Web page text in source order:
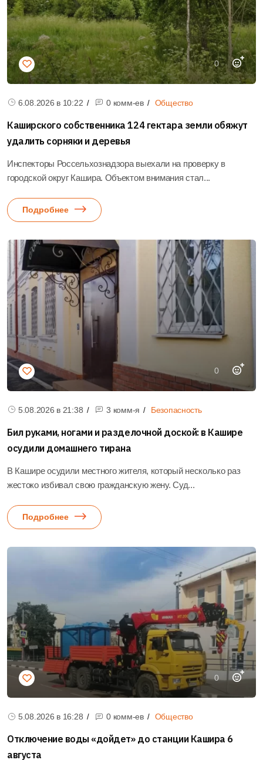
0
6.08.2026 в 10:22 0 комм-ев Общество
Каширского собственника 124 гектара земли обяжут
удалить сорняки и деревья
Инспекторы Россельхознадзора выехали на проверку в
городской округ Кашира. Объектом внимания стал...
Подробнее
0
5.08.2026 в 21:38 3 комм-я Безопасность
Бил руками, ногами и разделочной доской: в Кашире
осудили домашнего тирана
В Кашире осудили местного жителя, который несколько раз
жестоко избивал свою гражданскую жену. Суд...
Подробнее
0
5.08.2026 в 16:28 0 комм-ев Общество
Отключение воды «дойдет» до станции Кашира 6
августа